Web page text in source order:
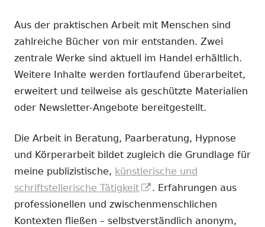
Aus der praktischen Arbeit mit Menschen sind
zahlreiche Bücher von mir entstanden. Zwei
zentrale Werke sind aktuell im Handel erhältlich.
Weitere Inhalte werden fortlaufend überarbeitet,
erweitert und teilweise als geschützte Materialien
oder Newsletter-Angebote bereitgestellt.
Die Arbeit in Beratung, Paarberatung, Hypnose
und Körperarbeit bildet zugleich die Grundlage für
meine publizistische, künstlerische und
schriftstellerische Tätigkeit
In
neuem
Fenster
. Erfahrungen aus
professionellen und zwischenmenschlichen
Kontexten fließen – selbstverständlich anonym,